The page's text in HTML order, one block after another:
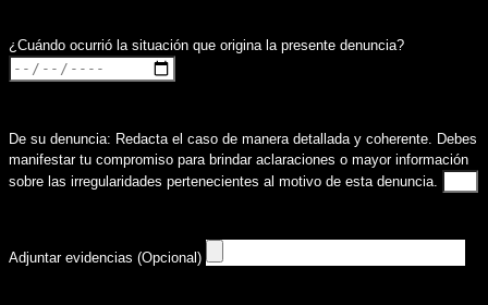
¿Cuándo ocurrió la situación que origina la presente denuncia?
De su denuncia: Redacta el caso de manera detallada y coherente. Debes
manifestar tu compromiso para brindar aclaraciones o mayor información
sobre las irregularidades pertenecientes al motivo de esta denuncia.
Adjuntar evidencias (Opcional)